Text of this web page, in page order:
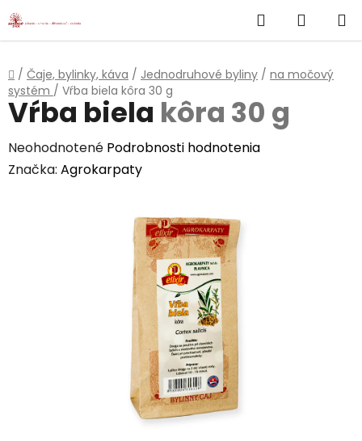
Prejsť
na
Hľadať
KOŠÍK
Domov
/ Čaje, bylinky, káva / Jednodruhové byliny / na močový
systém / Vŕba biela kôra 30 g
Vŕba biela kôra 30 g
Priemerné
hodnotenie
Neohodnotené Podrobnosti hodnotenia
Značka: Agrokarpaty